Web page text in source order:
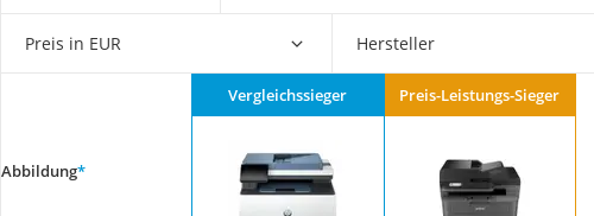
Acer Aspire
Service
Preis in EUR Hersteller
Abbildung*
Vergleichssieger Preis-Leistungs-Sieger